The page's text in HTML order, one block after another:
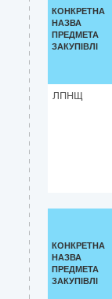
КОНКРЕТНА
НАЗВА
ПРЕДМЕТА
ЗАКУПІВЛІ
ЛПНЩ
КОНКРЕТНА
НАЗВА
ПРЕДМЕТА
ЗАКУПІВЛІ